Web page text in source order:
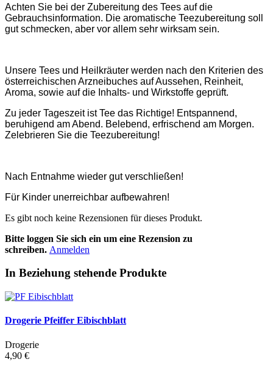
Achten Sie bei der Zubereitung des Tees auf die
Gebrauchsinformation. Die aromatische Teezubereitung soll
gut schmecken, aber vor allem sehr wirksam sein.
Unsere Tees und Heilkräuter werden nach den Kriterien des
österreichischen Arzneibuches auf Aussehen, Reinheit,
Aroma, sowie auf die Inhalts- und Wirkstoffe geprüft.
Zu jeder Tageszeit ist Tee das Richtige! Entspannend,
beruhigend am Abend. Belebend, erfrischend am Morgen.
Zelebrieren Sie die Teezubereitung!
Nach Entnahme wieder gut verschließen!
Für Kinder unerreichbar aufbewahren!
Es gibt noch keine Rezensionen für dieses Produkt.
Bitte loggen Sie sich ein um eine Rezension zu
schreiben. Anmelden
In Beziehung stehende Produkte
Drogerie Pfeiffer Eibischblatt
Drogerie
4,90 €